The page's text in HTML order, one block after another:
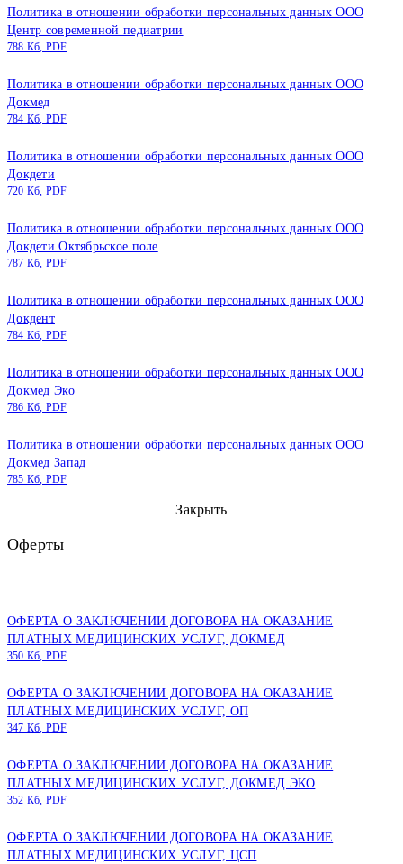
Политика в отношении обработки персональных данных ООО
Центр современной педиатрии
788 Кб, PDF
Политика в отношении обработки персональных данных ООО
Докмед
784 Кб, PDF
Политика в отношении обработки персональных данных ООО
Докдети
720 Кб, PDF
Политика в отношении обработки персональных данных ООО
Докдети Октябрьское поле
787 Кб, PDF
Политика в отношении обработки персональных данных ООО
Докдент
784 Кб, PDF
Политика в отношении обработки персональных данных ООО
Докмед Эко
786 Кб, PDF
Политика в отношении обработки персональных данных ООО
Докмед Запад
785 Кб, PDF
Закрыть
Оферты
ОФЕРТА О ЗАКЛЮЧЕНИИ ДОГОВОРА НА ОКАЗАНИЕ
ПЛАТНЫХ МЕДИЦИНСКИХ УСЛУГ, ДОКМЕД
350 Кб, PDF
ОФЕРТА О ЗАКЛЮЧЕНИИ ДОГОВОРА НА ОКАЗАНИЕ
ПЛАТНЫХ МЕДИЦИНСКИХ УСЛУГ, ОП
347 Кб, PDF
ОФЕРТА О ЗАКЛЮЧЕНИИ ДОГОВОРА НА ОКАЗАНИЕ
ПЛАТНЫХ МЕДИЦИНСКИХ УСЛУГ, ДОКМЕД ЭКО
352 Кб, PDF
ОФЕРТА О ЗАКЛЮЧЕНИИ ДОГОВОРА НА ОКАЗАНИЕ
ПЛАТНЫХ МЕДИЦИНСКИХ УСЛУГ, ЦСП